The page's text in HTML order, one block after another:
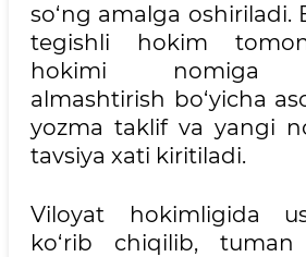
so‘ng amalga oshiriladi.
tegishli hokim
hokimi nomiga
almashtirish bo‘yicha
yozma taklif va yangi
tavsiya xati kiritiladi.
Viloyat hokimligida
ko‘rib chiqilib,